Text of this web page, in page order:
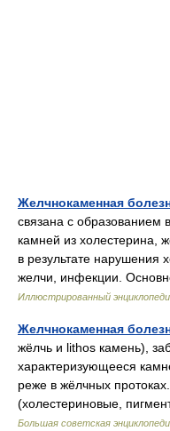
Желчнокаменная
связана с образованием
камней из холестерина,
в результате нарушения
желчи, инфекции.
Иллюстрированный
Желчнокаменная
жёлчь и lithos камень),
характеризующееся
реже в жёлчных
(холестериновые,
Большая советская